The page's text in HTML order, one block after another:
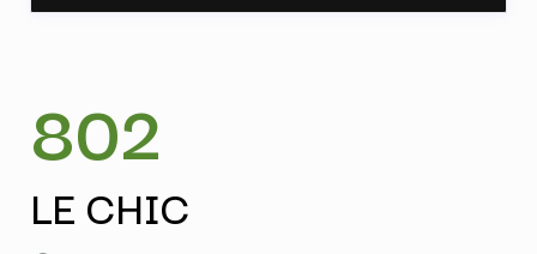
802
LE CHIC